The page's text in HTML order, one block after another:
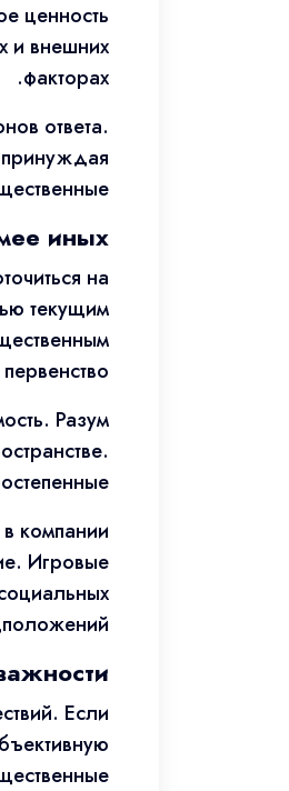
ценность
и внешних
факторах.
ответа.
принуждая
иных
на
текущим
Разум
компании
Игровые
Если